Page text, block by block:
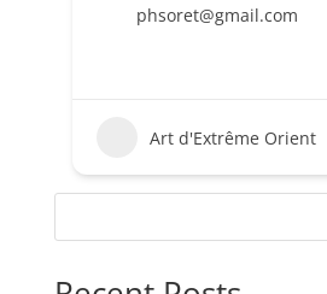
phsoret@gmail.com
Art d'Extrême Orient